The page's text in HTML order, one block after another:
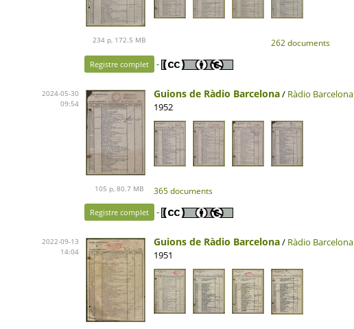
234 p, 172.5 MB 262 documents
Registre complet -
2024-05-30
09:54
105 p, 80.7 MB
Guions de Ràdio Barcelona/ Ràdio Barcelona
1952
365 documents
Registre complet -
2022-09-13
14:04
Guions de Ràdio Barcelona/ Ràdio Barcelona
1951